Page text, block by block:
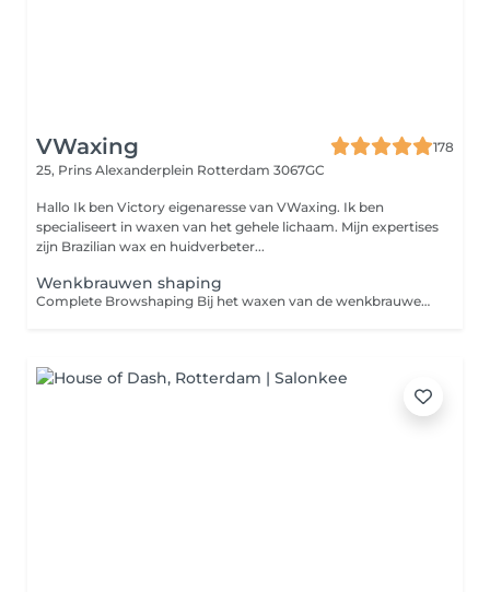
VWaxing
178
25, Prins Alexanderplein Rotterdam 3067GC
Hallo Ik ben Victory eigenaresse van VWaxing. Ik ben
specialiseert in waxen van het gehele lichaam. Mijn expertises
zijn Brazilian wax en huidverbeter...
Wenkbrauwen shaping
Complete Browshaping Bij het waxen van de wenkbrauwen wordt warme wax op de huid aangebracht om ongewenste haartjes rondom de wenkbrauwen te verwijderen. Het resultaat zijn strakke, mooie wenkbrauwen met een langdurig effect.